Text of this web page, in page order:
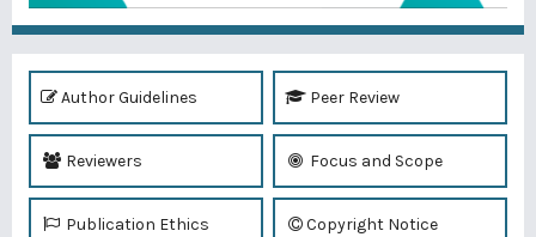
Author Guidelines Peer Review
Reviewers Focus and Scope
Publication Ethics Copyright Notice